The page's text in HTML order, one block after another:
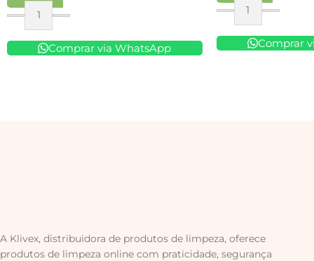
Comprar via WhatsApp Comprar
A Klivex, distribuidora de produtos de limpeza, oferece
produtos de limpeza online com praticidade, segurança